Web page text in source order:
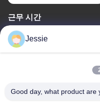
근무 시간
08:00-18:00
우리 주소
Jessie
Good day, what product are